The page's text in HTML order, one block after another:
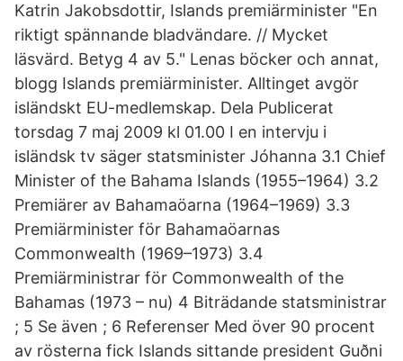
Katrin Jakobsdottir, Islands premiärminister "En
riktigt spännande bladvändare. // Mycket
läsvärd. Betyg 4 av 5." Lenas böcker och annat,
blogg Islands premiärminister. Alltinget avgör
isländskt EU-medlemskap. Dela Publicerat
torsdag 7 maj 2009 kl 01.00 I en intervju i
isländsk tv säger statsminister Jóhanna 3.1 Chief
Minister of the Bahama Islands (1955–1964) 3.2
Premiärer av Bahamaöarna (1964–1969) 3.3
Premiärminister för Bahamaöarnas
Commonwealth (1969–1973) 3.4
Premiärministrar för Commonwealth of the
Bahamas (1973 – nu) 4 Biträdande statsministrar
; 5 Se även ; 6 Referenser Med över 90 procent
av rösterna fick Islands sittande president Guðni